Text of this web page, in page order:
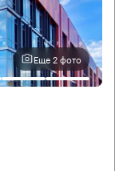
Еще 2 фото